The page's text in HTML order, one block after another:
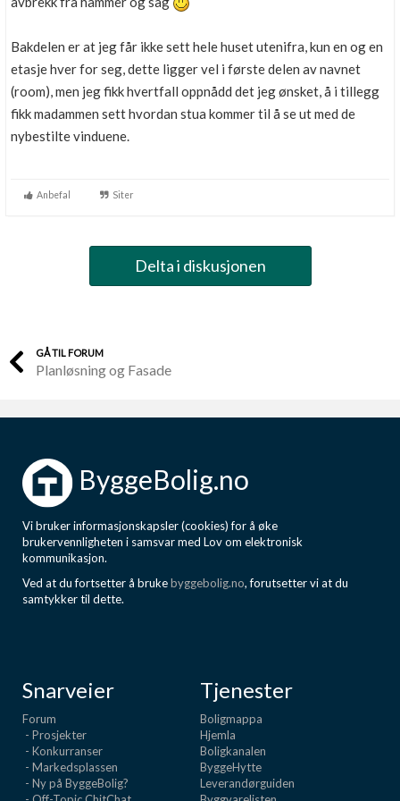
Bakdelen er at jeg får ikke sett hele huset utenifra, kun en og en
etasje hver for seg, dette ligger vel i første delen av navnet
(room), men jeg fikk hvertfall oppnådd det jeg ønsket, å i tillegg
fikk madammen sett hvordan stua kommer til å se ut med de
nybestilte vinduene.
Anbefal Siter
Delta i diskusjonen
GÅ TIL FORUM
Planløsning og Fasade
ByggeBolig.no
Vi bruker informasjonskapsler (cookies) for å øke
brukervennligheten i samsvar med Lov om elektronisk
kommunikasjon.
Ved at du fortsetter å brukebyggebolig.no, forutsetter vi at du
samtykker til dette.
Snarveier
Forum
- Prosjekter
- Konkurranser
- Markedsplassen
- Ny på ByggeBolig?
Tjenester
Boligmappa
Hjemla
Boligkanalen
ByggeHytte
Leverandørguiden